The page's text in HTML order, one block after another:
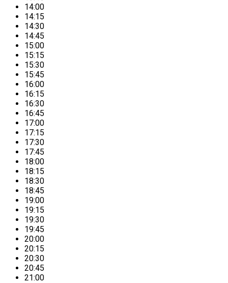
14:00
14:15
14:30
14:45
15:00
15:15
15:30
15:45
16:00
16:15
16:30
16:45
17:00
17:15
17:30
17:45
18:00
18:15
18:30
18:45
19:00
19:15
19:30
19:45
20:00
20:15
20:30
20:45
21:00